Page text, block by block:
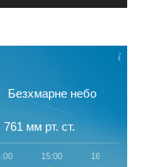
Безхмарне небо
761 мм рт. ст.
15:00 16:00